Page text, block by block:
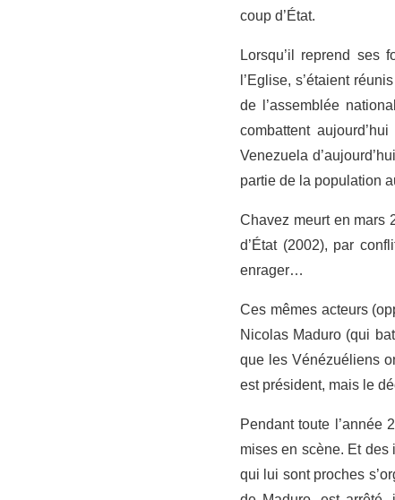
coup d’État.
Lorsqu’il reprend ses
l’Eglise, s’étaient
de l’assemblée
combattent
Venezuela
partie de la population
Chavez meurt en mars
d’État (2002), par
enrager…
Ces mêmes acteurs
Nicolas Maduro (qui
que les Vénézuéliens
est président, mais le
Pendant toute l’année
mises en scène. Et des
qui lui sont proches